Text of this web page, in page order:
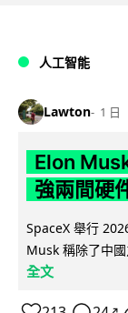
人工智能
Lawton 1 日
Elon
強兩間硬
SpaceX 舉行
Musk 稱除了中
全文